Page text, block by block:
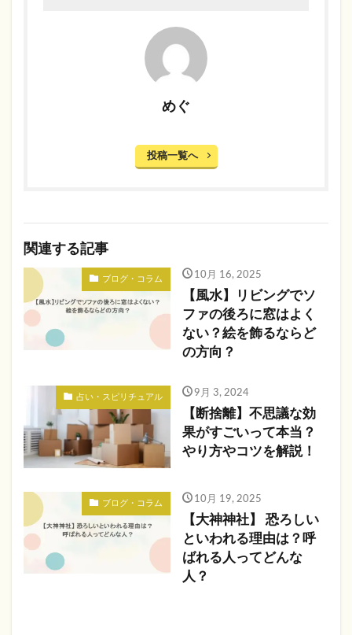
めぐ
投稿一覧へ
関連する記事
ブログ・コラム 10月 16, 2025
【風水】リビングでソ
ファの後ろに窓はよく
ない？絵を飾るならど
の方向？
占い・スピリチュアル 9月 3, 2024
【断捨離】不思議な効
果がすごいって本当？
やり方やコツを解説！
ブログ・コラム 10月 19, 2025
【大神神社】 恐ろしい
といわれる理由は？呼
ばれる人ってどんな
人？